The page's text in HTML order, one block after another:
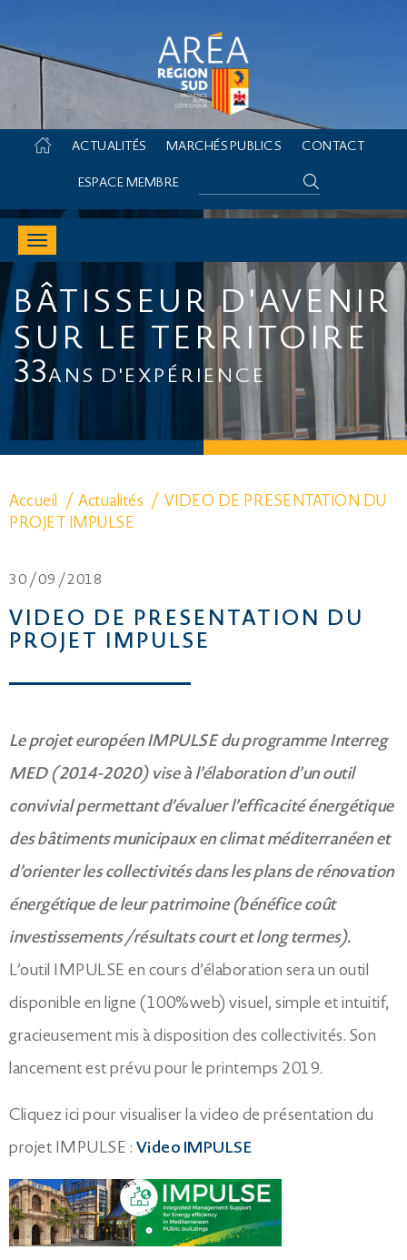
ACTUALITÉS MARCHÉS PUBLICS CONTACT
ESPACE MEMBRE
Toggle
navigation
BÂTISSEUR D'AVENIR
SUR LE TERRITOIRE
33ANS D'EXPÉRIENCE
Accueil / Actualités / VIDEO DE PRESENTATION DU
PROJET IMPULSE
30 /09 /2018
VIDEO DE PRESENTATION DU
PROJET IMPULSE
Le projet européen IMPULSE du programme Interreg
MED (2014-2020) vise à l’élaboration d’un outil
convivial permettant d’évaluer l’efficacité énergétique
des bâtiments municipaux en climat méditerranéen et
d’orienter les collectivités dans les plans de rénovation
énergétique de leur patrimoine (bénéfice coût
investissements /résultats court et long termes).
L’outil IMPULSE en cours d’élaboration sera un outil
disponible en ligne (100%web) visuel, simple et intuitif,
gracieusement mis à disposition des collectivités. Son
lancement est prévu pour le printemps 2019.
Cliquez ici pour visualiser la video de présentation du
projet IMPULSE : Video IMPULSE